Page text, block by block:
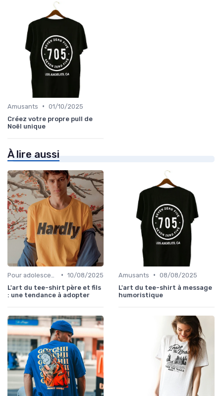
Amusants • 01/10/2025
Créez votre propre pull de
Noël unique
À lire aussi
• 10/08/2025
L'art du tee-shirt père et fils
: une tendance à adopter
Amusants • 08/08/2025
L'art du tee-shirt à message
humoristique